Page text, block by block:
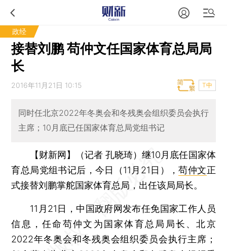
政经
接替刘鹏 苟仲文任国家体育总局局
长
2016年11月21日 10:15 T中
同时任北京2022年冬奥会和冬残奥会组织委员会执行
主席；10月底已任国家体育总局党组书记
【财新网】（记者 孔晓琦）继10月底任国家体
育总局党组书记后，今日（11月21日），苟仲文正
式接替刘鹏掌舵国家体育总局，出任该局局长。
11月21日，中国政府网发布任免国家工作人员
信息，任命苟仲文为国家体育总局局长、北京
2022年冬奥会和冬残奥会组织委员会执行主席；